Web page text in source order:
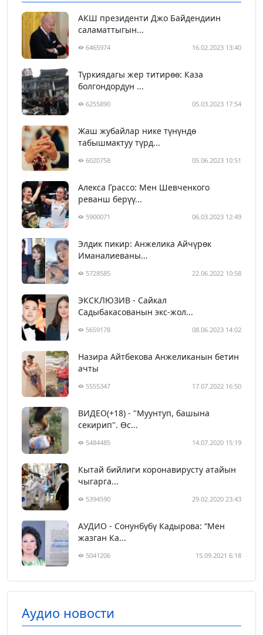
АКШ президенти Джо Байдендиин
саламаттыгын...
6465974 16.02.2023 13:40
Түркиядагы жер титирөө: Каза
болгондордун ...
6255890 05.03.2023 17:54
Жаш жубайлар нике түнүндө
табышмактуу түрд...
6020758 05.06.2023 10:51
Алекса Грассо: Мен Шевченкого
реванш берүү...
5900071 06.03.2023 12:49
Элдик пикир: Анжелика Айчүрөк
Иманалиеваны...
5728585 22.06.2022 10:58
ЭКСКЛЮЗИВ - Сайкал
Садыбакасованын экс-жол...
5659178 08.06.2023 14:02
Назира Айтбекова Анжеликанын бетин
ачты
5555347 17.07.2022 16:50
ВИДЕО(+18) - "Муунтуп, башына
секирип". Өс...
5484485 14.07.2020 15:19
Кытай бийлиги коронавирусту атайын
чыгарга...
5394590 29.02.2020 23:43
АУДИО - Сонунбүбү Кадырова: “Мен
жазган Ка...
5041206 15.09.2021 6:18
Аудио новости